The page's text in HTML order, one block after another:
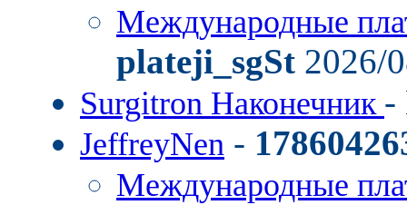
Международные
plateji_sgSt 2026/
Surgitron Наконечник -
JeffreyNen -
Международные